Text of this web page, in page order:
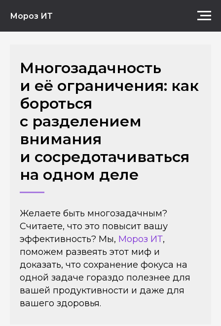
Мороз ИТ
Многозадачность
и её ограничения: как
бороться
с разделением
внимания
и сосредотачиваться
на одном деле
Желаете быть многозадачным?
Считаете, что это повысит вашу
эффективность? Мы, Мороз ИТ,
поможем развеять этот миф и
доказать, что сохранение фокуса на
одной задаче гораздо полезнее для
вашей продуктивности и даже для
вашего здоровья.